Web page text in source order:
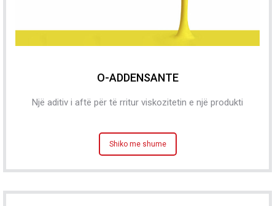
O-ADDENSANTE
Një aditiv i aftë për të rritur viskozitetin e një produkti
Shiko me shume